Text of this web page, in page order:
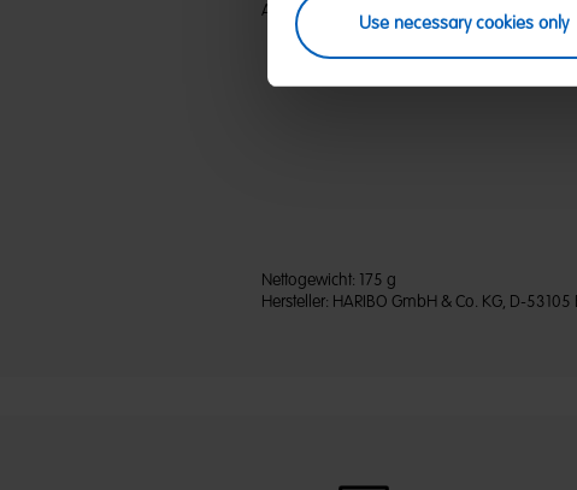
Use necessary cookies only
Aroma; Farbstoff: Indigotin. Kann Spuren von
Nettogewicht: 175 g
Hersteller: HARIBO GmbH & Co. KG, D-53105